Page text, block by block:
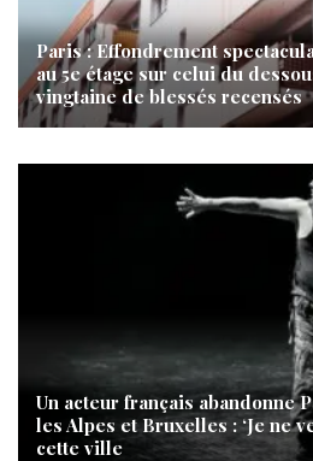
Paris : Effondrement
au 5e étage sur celui du
vingtaine de blessés recensés
Un acteur français abandonne
les Alpes et Bruxelles : ‘Je ne
cette ville